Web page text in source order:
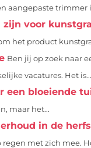
aangepaste trimmer
zijn voor
het product
Ben jij op zoek naar
vacatures. Het is...
een bloeiende
maar het...
in de
met zich mee.